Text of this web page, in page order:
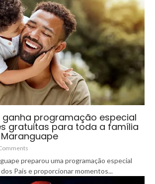
ganha programação especial
gratuitas para toda a família
preparou uma programação especial
Pais e proporcionar momentos...